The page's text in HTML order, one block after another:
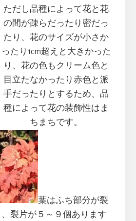
ただし品種によって花と花
の間が疎らだったり密だっ
たり、花のサイズが小さか
ったり1cm超えと大きかった
り、花の色もクリーム色と
目立たなかったり赤色と派
手だったりとするため、品
種によって花の装飾性はま
ちまちです。
葉はふち部分が裂
裂片が５～９個あります